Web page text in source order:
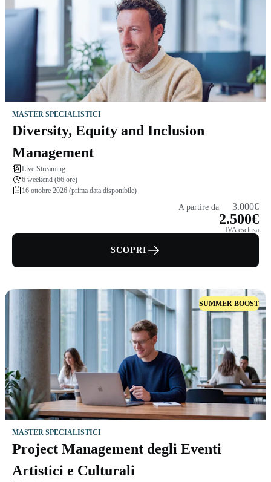
MASTER SPECIALISTICI
Diversity, Equity and Inclusion
Management
Live Streaming
6 weekend (66 ore)
16 ottobre 2026 (prima data disponibile)
A partire da 3.000€
2.500€
IVA esclusa
SCOPRI
SUMMER BOOST
MASTER SPECIALISTICI
Project Management degli Eventi
Artistici e Culturali